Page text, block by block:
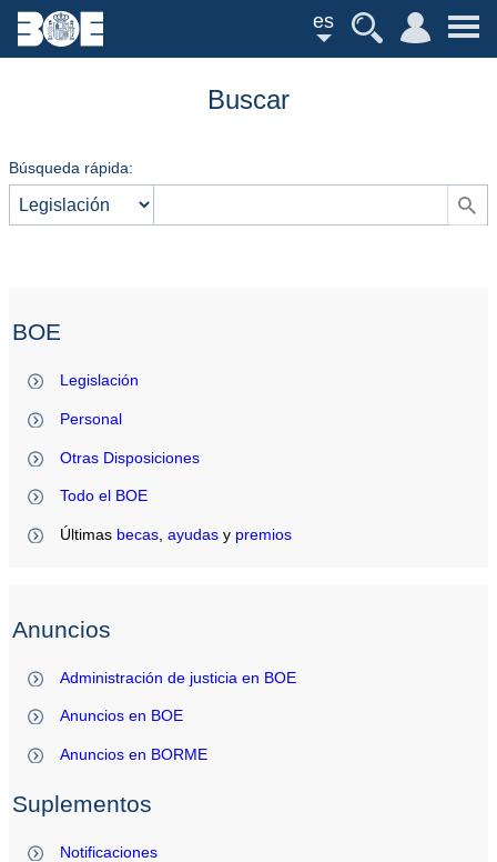
es
Buscar
Búsqueda rápida:
BOE
Legislación
Personal
Otras Disposiciones
Todo el BOE
Últimas becas ,ayudas y premios
Anuncios
Administración de justicia en BOE
Anuncios en BOE
Anuncios en BORME
Suplementos
Notificaciones